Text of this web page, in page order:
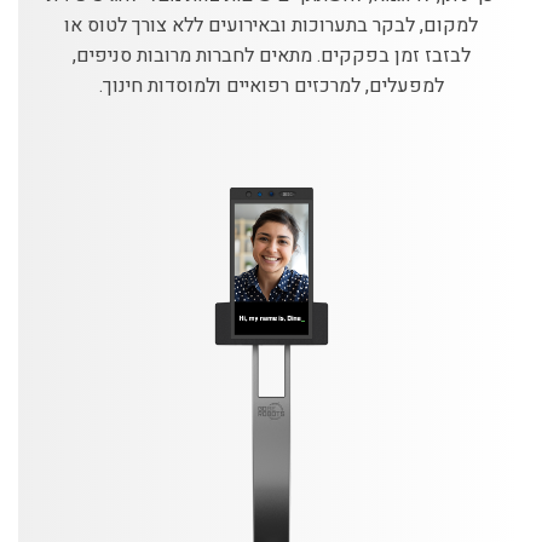
למקום, לבקר בתערוכות ובאירועים ללא צורך לטוס או
לבזבז זמן בפקקים. מתאים לחברות מרובות סניפים,
למפעלים, למרכזים רפואיים ולמוסדות חינוך.